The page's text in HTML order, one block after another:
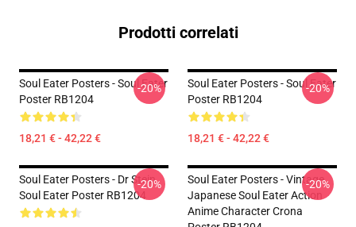
Prodotti correlati
Soul Eater Posters - Soul Eater
Poster RB1204
18,21 € - 42,22 €
-20%
Soul Eater Posters - Soul Eater
Poster RB1204
18,21 € - 42,22 €
-20%
Soul Eater Posters - Dr Stein
Soul Eater Poster RB1204
-20%
Soul Eater Posters - Vintage
Japanese Soul Eater Action
Anime Character Crona
-20%